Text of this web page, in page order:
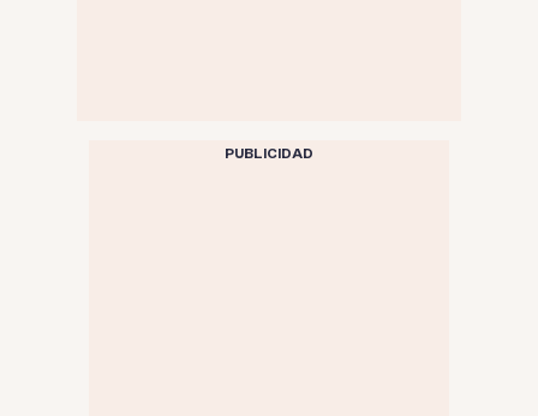
PUBLICIDAD